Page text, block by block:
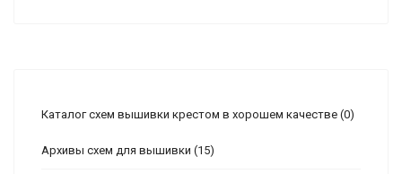
Каталог схем вышивки крестом в хорошем качестве (0)
Архивы схем для вышивки (15)